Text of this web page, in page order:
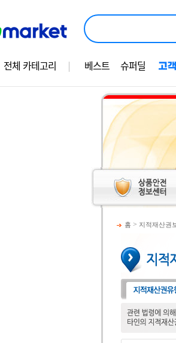
전체 카테고리 베스트 슈퍼딜
홈 > 지적재산권